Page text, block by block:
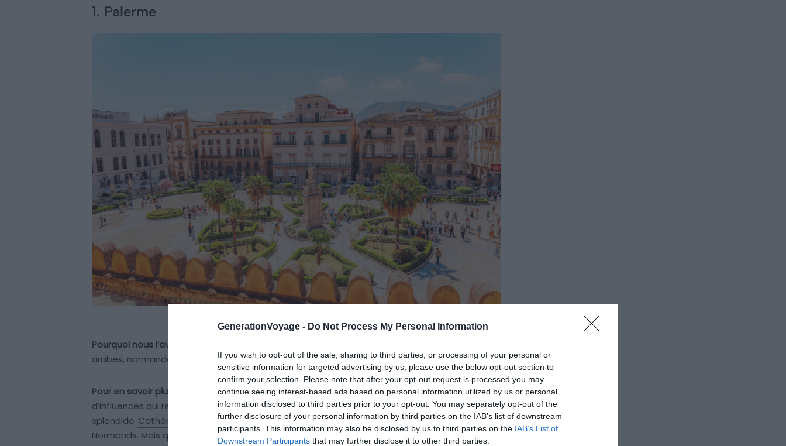
GenerationVoyage - Do Not Process My Personal Information
If you wish to opt-out of the sale, sharing to third parties, or processing of your personal or
sensitive information for targeted advertising by us, please use the below opt-out section to
confirm your selection. Please note that after your opt-out request is processed you may
continue seeing interest-based ads based on personal information utilized by us or personal
information disclosed to third parties prior to your opt-out. You may separately opt-out of the
further disclosure of your personal information by third parties on the IAB’s list of downstream
participants. This information may also be disclosed by us to third parties on the IAB’s List of
Downstream Participants that may further disclose it to other third parties.
1. Palerme
Pourquoi nous l’avons sélectionné :
arabes, normandes et byzantines dans une seule ville au patrimoine architectural foisonnant.
Pour en savoir plus :
Palerme, la capitale de la Sicile, se distingue par son mélange
d’influences qui remonte au temps des Romains et des Arabes. Elle abrite notamment la
splendide Cathédrale de Palerme datant du XIIe siècle, la Chapelle Palatine et le Palais des
Normands. Mais que faire pour profiter de votre visite à Palerme ? Commencez par explorer